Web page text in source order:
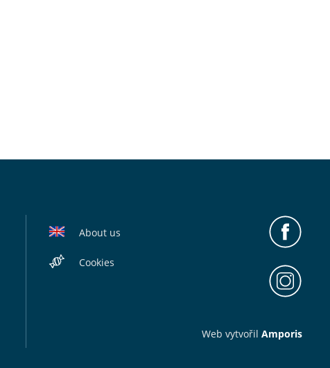
About us
Cookies
Web vytvořil Amporis